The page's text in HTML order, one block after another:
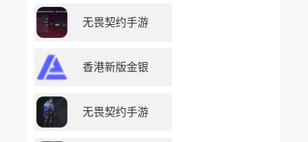
无畏契约手游
香港新版金银
无畏契约手游